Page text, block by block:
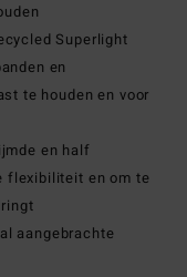
Superlight
en
te houden en voor
en half
flexibiliteit en om te
aangebrachte